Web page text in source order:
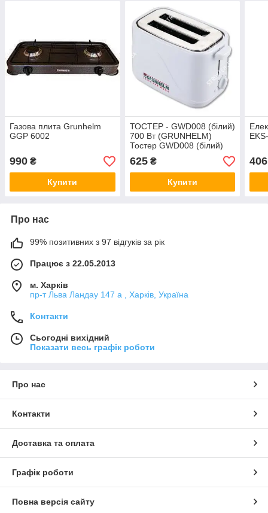
Газова плита Grunhelm
GGP 6002
990 ₴
Купити
ТОСТЕР - GWD008 (білий)
700 Вт (GRUNHELM)
Тостер GWD008 (білий)
700 Вт GRUNHELM
625₴
Купити
406
Про нас
99% позитивних з 97 відгуків за рік
Працює з 22.05.2013
м. Харків
пр-т Льва Ландау 147 а , Харків, Україна
Контакти
Сьогодні вихідний
Показати весь графік роботи
Про нас
Контакти
Доставка та оплата
Графік роботи
Повна версія сайту